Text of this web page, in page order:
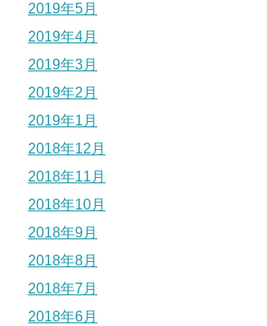
2019年5月
2019年4月
2019年3月
2019年2月
2019年1月
2018年12月
2018年11月
2018年10月
2018年9月
2018年8月
2018年7月
2018年6月